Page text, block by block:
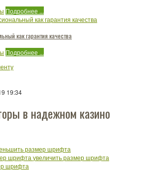
Подробнее ...
как гарантия качества
Подробнее ...
19:34
в надежном казино
размер шрифта
увеличить размер шрифта